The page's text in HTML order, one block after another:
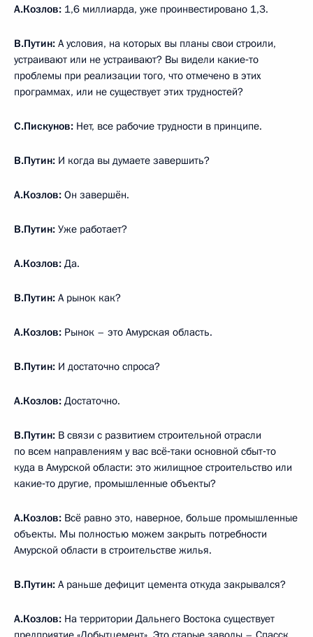
А.Козлов: 1,6 миллиарда, уже проинвестировано 1,3.
В.Путин: А условия, на которых вы планы свои строили,
устраивают или не устраивают? Вы видели какие‑то
проблемы при реализации того, что отмечено в этих
программах, или не существует этих трудностей?
С.Пискунов: Нет, все рабочие трудности в принципе.
В.Путин: И когда вы думаете завершить?
А.Козлов: Он завершён.
В.Путин: Уже работает?
А.Козлов: Да.
В.Путин: А рынок как?
А.Козлов: Рынок – это Амурская область.
В.Путин: И достаточно спроса?
А.Козлов: Достаточно.
В.Путин: В связи с развитием строительной отрасли
по всем направлениям у вас всё‑таки основной сбыт‑то
куда в Амурской области: это жилищное строительство или
какие‑то другие, промышленные объекты?
А.Козлов: Всё равно это, наверное, больше промышленные
объекты. Мы полностью можем закрыть потребности
Амурской области в строительстве жилья.
В.Путин: А раньше дефицит цемента откуда закрывался?
А.Козлов: На территории Дальнего Востока существует